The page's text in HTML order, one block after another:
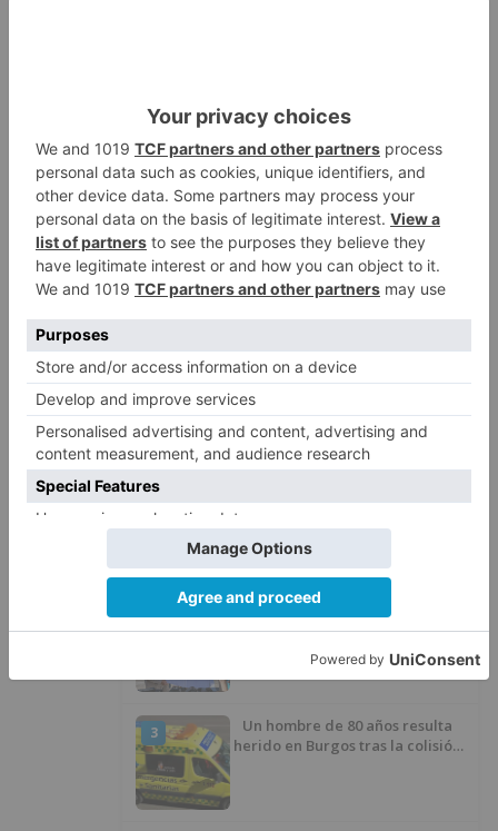
El domingo 24 la Local terminó el fin de semana
teniendo que elaborar siete informes por
accidentes.
incendio accidente peleas semana
dio
respiro
policía local
LO + VISTO
1
avisar otro conductor que se
había caído de la bicicleta
2
Villatoro da el primer paso para
dejar atrás su aislamiento con el
ciclista
3
Un hombre de 80 años resulta
herido en Burgos tras la colisión